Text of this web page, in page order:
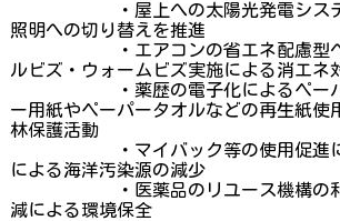
・屋上への太陽光発電システム
照明への切り替えを推進
・エアコンの省エネ配慮型へ
ルビズ・ウォームビズ実施による消エネ
・薬歴の電子化によるペーパ
ー用紙やペーパータオルなどの再生紙使
林保護活動
・マイバック等の使用促進に
による海洋汚染源の減少
・医薬品のリユース機構の利用
減による環境保全